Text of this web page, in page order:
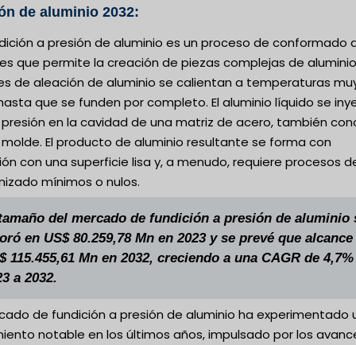
de aluminio 2032:
a presión de aluminio es un proceso de conformado
que permite la creación de piezas complejas de
de aleación de aluminio se calientan a temperaturas
que se funden por completo. El aluminio líquido se
en la cavidad de una matriz de acero, también
El producto de aluminio resultante se forma con
con una superficie lisa y, a menudo, requiere procesos
mínimos o nulos.
del mercado de fundición a presión de aluminio
en US$ 80.259,78 Mn en 2023 y se prevé que alcance
115.455,61 Mn en 2032, creciendo a una CAGR de
a 2032.
de fundición a presión de aluminio ha experimentado
notable en los últimos años, impulsado por los